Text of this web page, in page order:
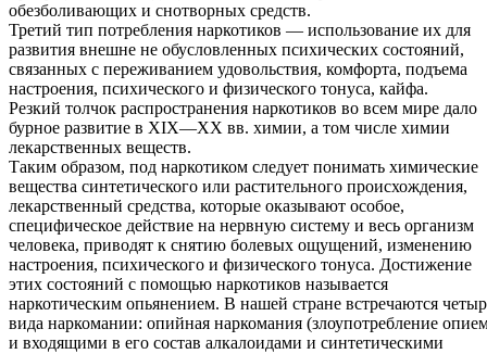
обезболивающих и снотворных средств.
Третий тип потребления наркотиков — использование их для
развития внешне не обусловленных психических состояний,
связанных с переживанием удовольствия, комфорта, подъема
настроения, психического и физического тонуса, кайфа.
Резкий толчок распространения наркотиков во всем мире дало
бурное развитие в XIX—XX вв. химии, а том числе химии
лекарственных веществ.
Таким образом, под наркотиком следует понимать химические
вещества синтетического или растительного происхождения,
лекарственный средства, которые оказывают особое,
специфическое действие на нервную систему и весь организм
человека, приводят к снятию болевых ощущений, изменению
настроения, психического и физического тонуса. Достижение
этих состояний с помощью наркотиков называется
наркотическим опьянением. В нашей стране встречаются
вида наркомании: опийная наркомания (злоупотребление
и входящими в его состав алкалоидами и синтетическими